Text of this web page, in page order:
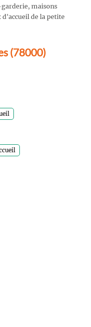
maisons
de la petite
(78000)